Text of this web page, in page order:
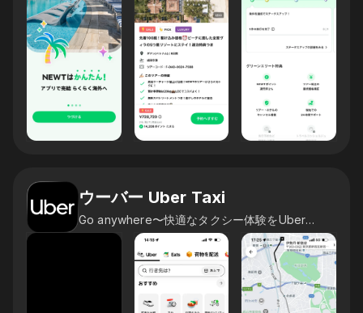
ウーバー Uber Taxi
Go anywhere〜快適なタクシー体験をUberアプリで